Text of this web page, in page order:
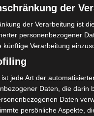
Tigermücken-Population
der Begegnung“ in
21 neue Notfallsanitäter
der
der Verarbeitung ist
personenbezogener
künftige Verarbeitung
ist jede Art der
Daten, die darin
Daten
persönliche Aspekte,